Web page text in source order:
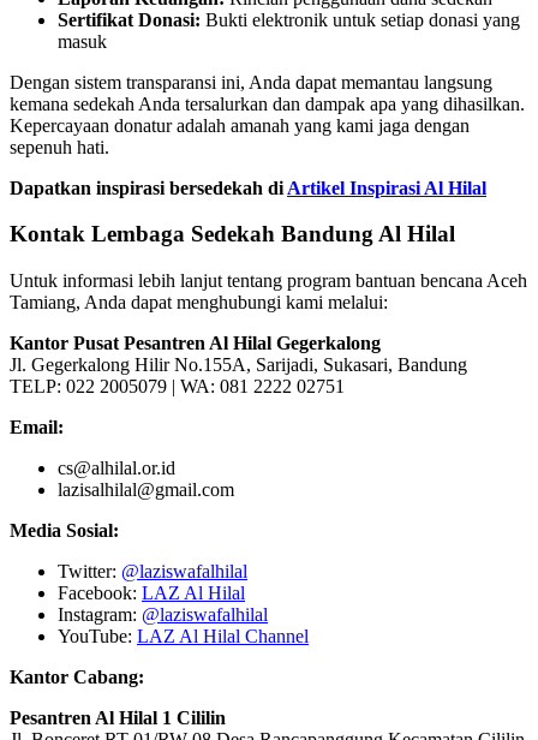
Sertifikat Donasi: Bukti elektronik untuk setiap donasi yang
masuk
Dengan sistem transparansi ini, Anda dapat memantau langsung
kemana sedekah Anda tersalurkan dan dampak apa yang dihasilkan.
Kepercayaan donatur adalah amanah yang kami jaga dengan
sepenuh hati.
Dapatkan inspirasi bersedekah di Artikel Inspirasi Al Hilal
Kontak Lembaga Sedekah Bandung Al Hilal
Untuk informasi lebih lanjut tentang program bantuan bencana Aceh
Tamiang, Anda dapat menghubungi kami melalui:
Kantor Pusat Pesantren Al Hilal Gegerkalong
Jl. Gegerkalong Hilir No.155A, Sarijadi, Sukasari, Bandung
TELP: 022 2005079 | WA: 081 2222 02751
Email:
cs@alhilal.or.id
lazisalhilal@gmail.com
Media Sosial:
Twitter: @laziswafalhilal
Facebook: LAZ Al Hilal
Instagram: @laziswafalhilal
YouTube: LAZ Al Hilal Channel
Kantor Cabang:
Pesantren Al Hilal 1 Cililin